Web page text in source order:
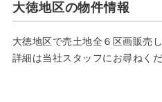
大徳地区の物件情報
大徳地区で売土地全６区画販売し
詳細は当社スタッフにお尋ねくだ